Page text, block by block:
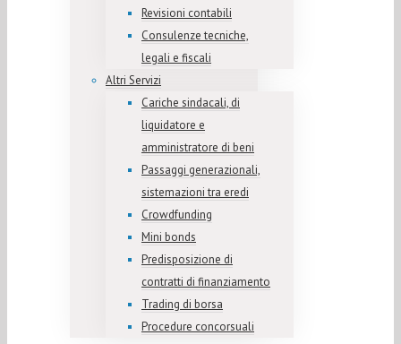
Revisioni contabili
Consulenze tecniche,
legali e fiscali
Altri Servizi
Cariche sindacali, di
liquidatore e
amministratore di beni
Passaggi generazionali,
sistemazioni tra eredi
Crowdfunding
Mini bonds
Predisposizione di
contratti di finanziamento
Trading di borsa
Procedure concorsuali